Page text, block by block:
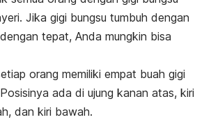
Jika gigi bungsu tumbuh dengan
tepat, Anda mungkin bisa
orang memiliki empat buah gigi
Posisinya ada di ujung kanan atas, kiri
dan kiri bawah.